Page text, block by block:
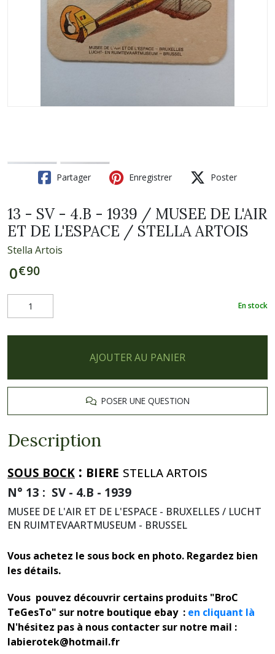
Partager Enregistrer Poster
13 - SV - 4.B - 1939 / MUSEE DE L'AIR
ET DE L'ESPACE / STELLA ARTOIS
Stella Artois
0€90
En stock
AJOUTER AU PANIER
POSER UNE QUESTION
Description
SOUS BOCK : BIERE STELLA ARTOIS
N° 13 : SV - 4.B - 1939
MUSEE DE L'AIR ET DE L'ESPACE - BRUXELLES / LUCHT
EN RUIMTEVAARTMUSEUM - BRUSSEL
Vous achetez le sous bock en photo. Regardez bien
les détails.
Vous pouvez découvrir certains produits "BroC
TeGesTo" sur notre boutique ebay : en cliquant là
N'hésitez pas à nous contacter sur notre mail :
labierotek@hotmail.fr